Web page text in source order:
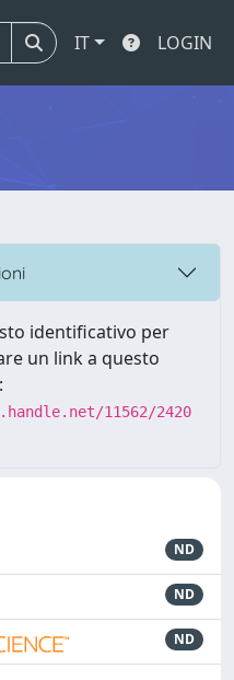
IT LOGIN
identificativo per
un link a questo
11562/2420
ND
ND
ND